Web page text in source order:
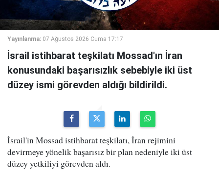
Yayınlanma: 07 Ağustos 2026 Cuma 17:17
İsrail istihbarat teşkilatı Mossad'ın İran
konusundaki başarısızlık sebebiyle iki üst
düzey ismi görevden aldığı bildirildi.
İsrail'in Mossad istihbarat teşkilatı, İran rejimini
devirmeye yönelik başarısız bir plan nedeniyle iki üst
düzey yetkiliyi görevden aldı.